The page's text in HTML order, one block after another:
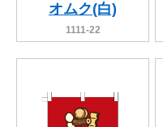
OTHER ITEMS
オムク(白)
1111-22